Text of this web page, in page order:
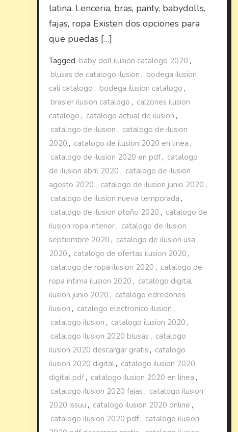
latina. Lenceria, bras, panty, babydolls,
fajas, ropa Existen dos opciones para
que puedas […]
Tagged baby doll ilusion catalogo 2020 ,
blusas de catalogo ilusion , bodega ilusion
cali catalogo , bodega ilusion catalogo ,
brasier ilusion catalogo , calzones ilusion
catalogo , catalogo actual de ilusion ,
catalogo de ilusion , catalogo de ilusion
2020 , catalogo de ilusion 2020 en linea ,
catalogo de ilusion 2020 en pdf, catalogo
de ilusion abril 2020 , catalogo de ilusion
agosto 2020 , catalogo de ilusion junio 2020 ,
catalogo de ilusion nueva temporada ,
catalogo de ilusion otoño 2020 , catalogo de
ilusion ropa interior , catalogo de ilusion
septiembre 2020 , catalogo de ilusion usa
2020 , catalogo de ofertas ilusion 2020 ,
catalogo de ropa ilusion 2020 , catalogo de
ropa intima ilusion 2020 , catalogo digital
ilusion junio 2020 , catalogo edredones
ilusion , catalogo electronico ilusion ,
catalogo ilusion , catalogo ilusion 2020 ,
catalogo ilusion 2020 blusas , catalogo
ilusion 2020 descargar gratis , catalogo
ilusion 2020 digital , catalogo ilusion 2020
digital pdf, catalogo ilusion 2020 en linea ,
catalogo ilusion 2020 fajas , catalogo ilusion
2020 issuu , catalogo ilusion 2020 online ,
catalogo ilusion 2020 pdf, catalogo ilusion